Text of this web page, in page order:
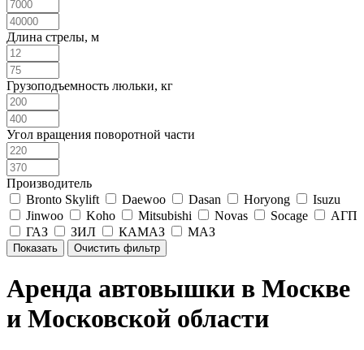
Длина стрелы, м
Грузоподъемность люльки, кг
Угол вращения поворотной части
Производитель
Bronto Skylift
Daewoo Dasan Horyong
Isuzu
Jinwoo
Koho Mitsubishi Novas Socage
АГП
ГАЗ
ЗИЛ КАМАЗ МАЗ
Аренда автовышки в Москве
и Московской области